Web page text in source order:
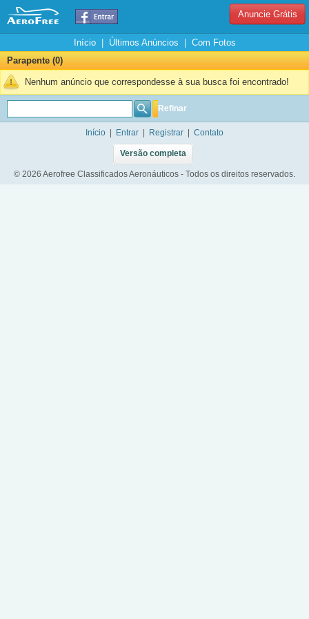
Anuncie Grátis
Início| Últimos Anúncios
Com Fotos
Parapente (0)
Nenhum anúncio que correspondesse à sua busca foi encontrado!
Refinar
Início Entrar Registrar Contato
Versão completa
© 2026 Aerofree Classificados Aeronáuticos - Todos os direitos reservados.